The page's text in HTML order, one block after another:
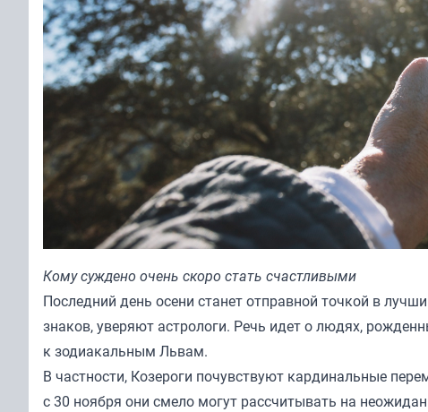
Кому суждено очень скоро стать счастливыми
Последний день осени станет отправной точкой в
знаков, уверяют астрологи. Речь идет о людях,
к зодиакальным Львам.
В частности, Козероги почувствуют кардинальные
с 30 ноября они смело могут рассчитывать на